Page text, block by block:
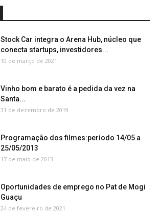
Stock Car integra o Arena Hub, núcleo que
conecta startups, investidores...
10 de março de 2021
Vinho bom e barato é a pedida da vez na
Santa...
31 de dezembro de 2019
Programação dos filmes:período 14/05 a
25/05/2013
17 de maio de 2013
Oportunidades de emprego no Pat de Mogi
Guaçu
24 de fevereiro de 2021